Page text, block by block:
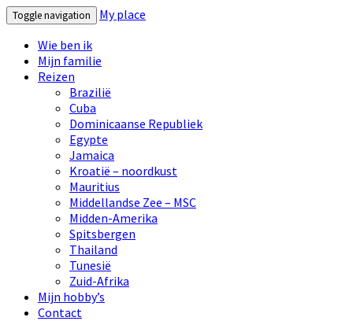
Toggle navigation
My place
Wie ben ik
Mijn familie
Reizen
Brazilië
Cuba
Dominicaanse Republiek
Egypte
Jamaica
Kroatië – noordkust
Mauritius
Middellandse Zee – MSC
Midden-Amerika
Spitsbergen
Thailand
Tunesië
Zuid-Afrika
Mijn hobby’s
Contact